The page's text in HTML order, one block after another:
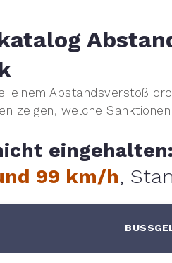
einem Abstandsverstoß
zeigen, welche
99 km/h,